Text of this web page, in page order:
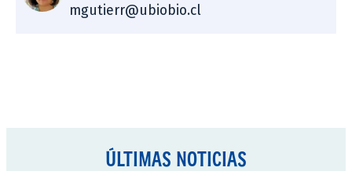
mgutierr@ubiobio.cl
ÚLTIMAS NOTICIAS